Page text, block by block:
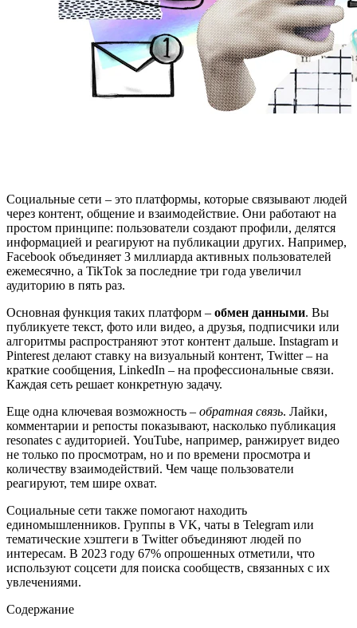
Социальные сети – это платформы, которые связывают людей
через контент, общение и взаимодействие. Они работают на
простом принципе: пользователи создают профили, делятся
информацией и реагируют на публикации других. Например,
Facebook объединяет 3 миллиарда активных пользователей
ежемесячно, а TikTok за последние три года увеличил
аудиторию в пять раз.
Основная функция таких платформ – обмен данными. Вы
публикуете текст, фото или видео, а друзья, подписчики или
алгоритмы распространяют этот контент дальше. Instagram и
Pinterest делают ставку на визуальный контент, Twitter – на
краткие сообщения, LinkedIn – на профессиональные связи.
Каждая сеть решает конкретную задачу.
Еще одна ключевая возможность – обратная связь. Лайки,
комментарии и репосты показывают, насколько публикация
resonates с аудиторией. YouTube, например, ранжирует видео
не только по просмотрам, но и по времени просмотра и
количеству взаимодействий. Чем чаще пользователи
реагируют, тем шире охват.
Социальные сети также помогают находить
единомышленников. Группы в VK, чаты в Telegram или
тематические хэштеги в Twitter объединяют людей по
интересам. В 2023 году 67% опрошенных отметили, что
используют соцсети для поиска сообществ, связанных с их
увлечениями.
Содержание